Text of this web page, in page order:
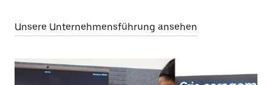
Unsere Unternehmensführung ansehen